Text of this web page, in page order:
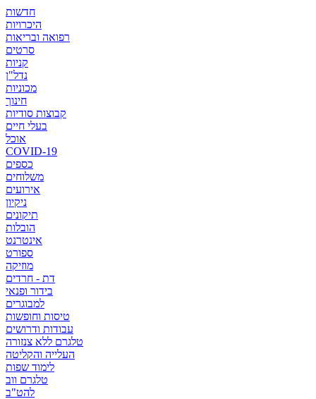
חדשות
היכרויות
רפואה ובריאות
סרטים
קניות
נדל"ן
מכוניות
חינוך
קבוצות סודיות
בעלי חיים
אוכל
COVID-19
כספים
משלוחים
אירועים
ניקיון
תיקונים
הובלות
אינטרנט
ספורט
מוזיקה
דת - חרדים
בידור ופנאי
למבוגרים
טיסות וחופשות
עבודות ודרושים
טלגרם ללא צנזורה
העלייה והקליטה
לימוד שפות
טלגרם ווב
להט"ב